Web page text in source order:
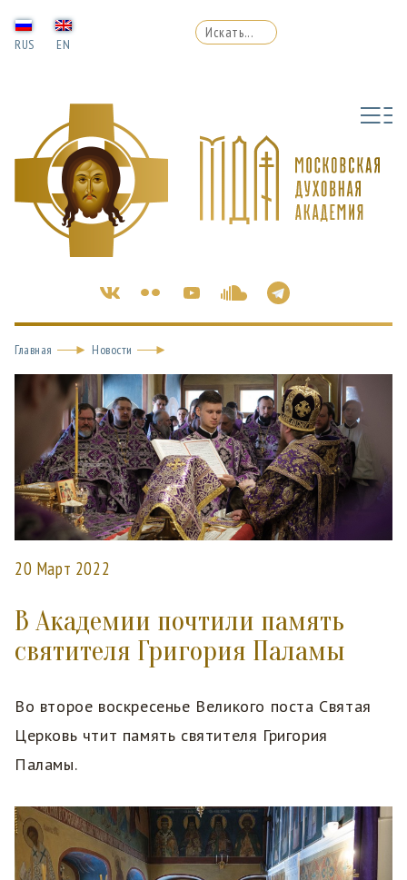
RUS EN
Главная Новости
20 Март 2022
В Академии почтили память
святителя Григория Паламы
Во второе воскресенье Великого поста Святая
Церковь чтит память святителя Григория
Паламы.